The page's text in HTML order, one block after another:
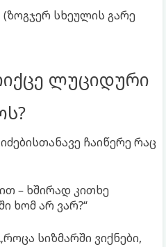
სხეულის გარე
ლუციდური
ჩაიწერე რაც
– ხშირად კითხე
ხომ არ ვარ?“
სიზმარში ვიქნები,